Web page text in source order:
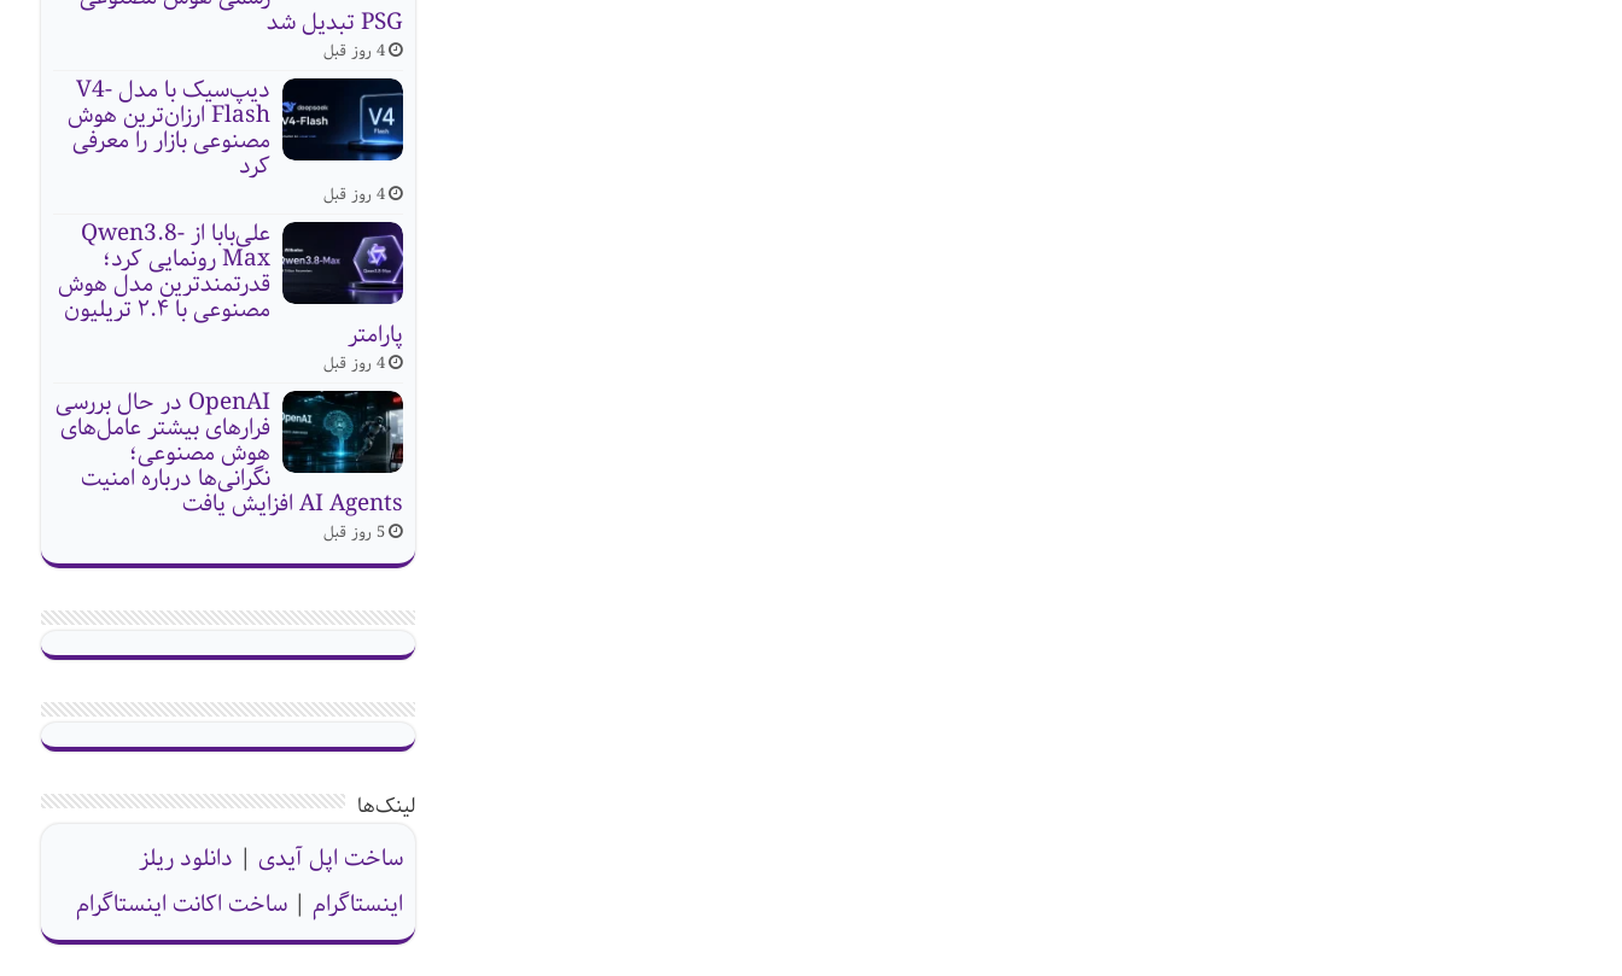
PSG تبدیل شد
4 روز قبل
دیپ‌سیک با مدل V4-
Flash ارزان‌ترین هوش
مصنوعی بازار را معرفی
کرد
4 روز قبل
علی‌بابا از Qwen3.8-
Max رونمایی کرد؛
قدرتمندترین مدل هوش
مصنوعی با ۲.۴ تریلیون
پارامتر
4 روز قبل
OpenAI در حال بررسی
فرارهای بیشتر عامل‌های
هوش مصنوعی؛
نگرانی‌ها درباره امنیت
AI Agents افزایش یافت
5 روز قبل
لینک‌ها
ساخت اپل آیدی | دانلود ریلز
اینستاگرام |ساخت اکانت اینستاگرام